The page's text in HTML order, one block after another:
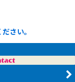
さい。